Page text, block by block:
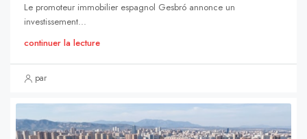
Le promoteur immobilier espagnol Gesbró annonce un
investissement...
continuer la lecture
par